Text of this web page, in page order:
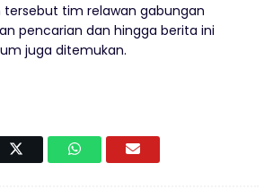
tim relawan gabungan
pencarian dan hingga berita ini
juga ditemukan.